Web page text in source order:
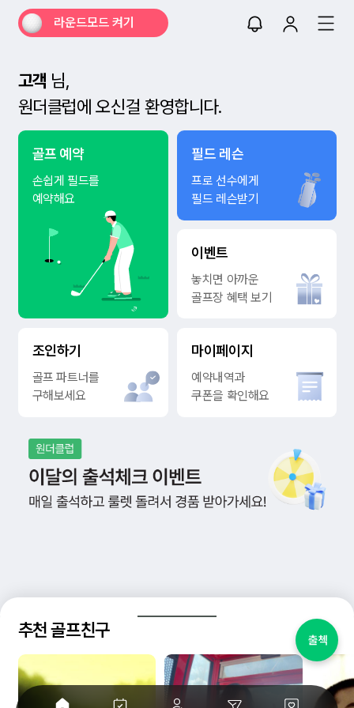
라운드모드 켜기
고객 님,
원더클럽에 오신걸 환영합니다.
골프 예약
손쉽게 필드를
예약해요
필드 레슨
프로 선수에게
필드 레슨받기
이벤트
놓치면 아까운
골프장 혜택 보기
조인하기
골프 파트너를
구해보세요
마이페이지
예약내역과
쿠폰을 확인해요
추천 골프친구